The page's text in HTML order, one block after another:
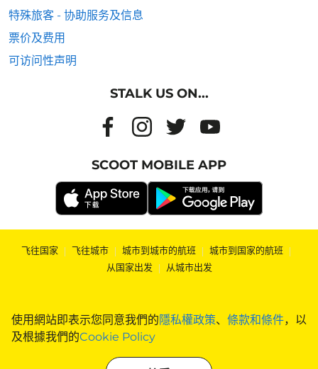
使用網站即表示您同意我們的隱私權政策、 條款和條件，以
及根據我們的Cookie Policy
特殊旅客 - 协助服务及信息
票价及费用
可访问性声明
STALK US ON...
SCOOT MOBILE APP
飞往国家 | 飞往城市 | 城市到城市的航班 | 城市到国家的航班 |
从国家出发 | 从城市出发